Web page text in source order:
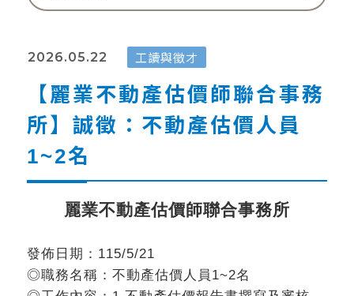
2026.05.22 工讀與徵才
【麗業不動產估價師聯合事務
所】誠徵：不動產估價人員
1~2名
麗業不動產估價師聯合事務所
發佈日期： 115/5/21
◎職務名稱：不動產估價人員 1~2名